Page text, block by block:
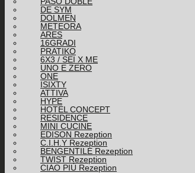
DE SYM
DOLMEN
METEORA
ARES
16GRADI
PRATIKO
6X3 / SEI X ME
UNO E ZERO
ONE
ISIXTY
ATTIVA
HYPE
HOTEL CONCEPT
RESIDENCE
MINI CUCINE
EDISON Rezeption
C.I.H.Y Rezeption
BENGENTILE Rezeption
TWIST Rezeption
CIAO PIÙ Rezeption